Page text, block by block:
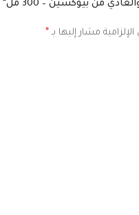
من بيوكسين – 300 مل”
مشار إليها بـ *